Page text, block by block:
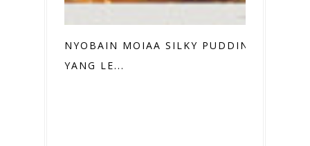
NYOBAIN MOIAA SILKY PUDDING
YANG LE...